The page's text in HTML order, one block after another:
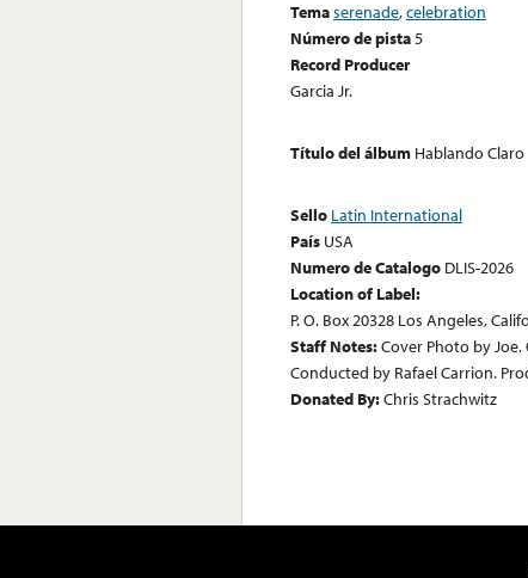
Temaserenade,celebration
Número de pista5
Record Producer
Garcia Jr.
Título del álbum Hablando Claro
Sello Latin International
País USA
Numero de Catalogo DLIS-2026
Location of Label:
P. O. Box 20328 Los Angeles,
Staff Notes:Cover Photo by Joe.
Conducted by Rafael Carrion.
Donated By:Chris Strachwitz